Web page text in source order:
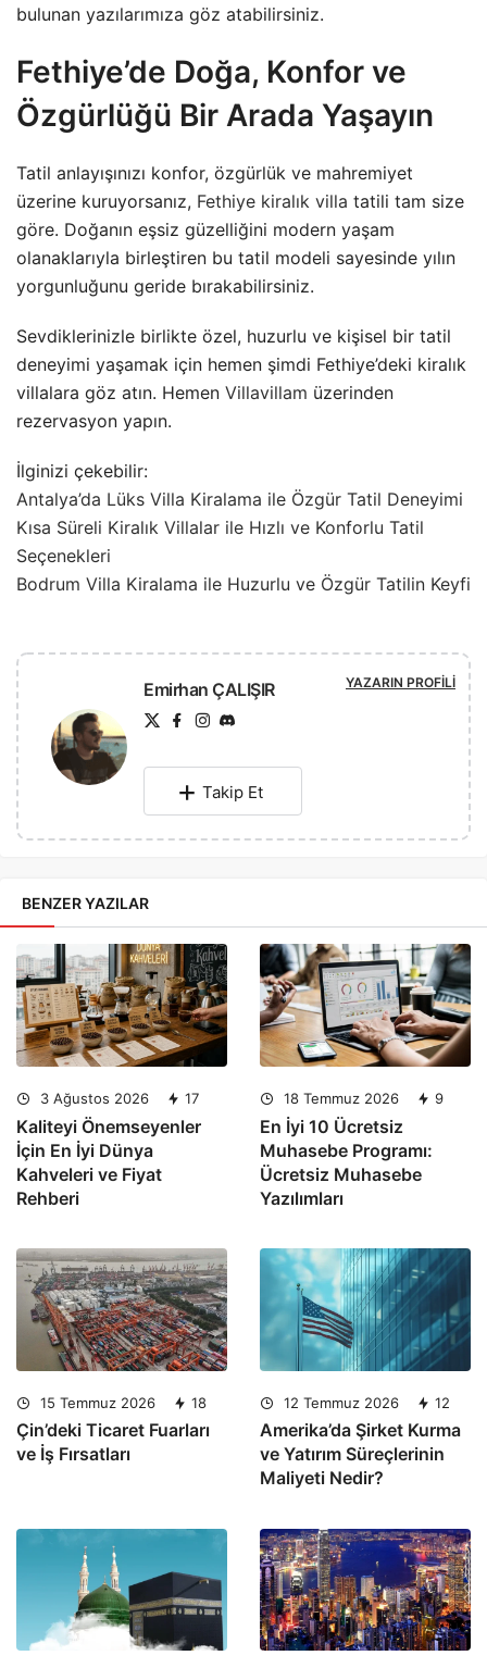
bulunan yazılarımıza göz atabilirsiniz.
Fethiye’de Doğa, Konfor ve
Özgürlüğü Bir Arada Yaşayın
Tatil anlayışınızı konfor, özgürlük ve mahremiyet
üzerine kuruyorsanız, Fethiye kiralık villa tatili tam size
göre. Doğanın eşsiz güzelliğini modern yaşam
olanaklarıyla birleştiren bu tatil modeli sayesinde yılın
yorgunluğunu geride bırakabilirsiniz.
Sevdiklerinizle birlikte özel, huzurlu ve kişisel bir tatil
deneyimi yaşamak için hemen şimdi Fethiye’deki kiralık
villalara göz atın. Hemen Villavillam üzerinden
rezervasyon yapın.
İlginizi çekebilir:
Antalya’da Lüks Villa Kiralama ile Özgür Tatil Deneyimi
Kısa Süreli Kiralık Villalar ile Hızlı ve Konforlu Tatil
Seçenekleri
Bodrum Villa Kiralama ile Huzurlu ve Özgür Tatilin Keyfi
Emirhan ÇALIŞIR YAZARIN PROFILI
Takip Et
BENZER YAZILAR
3 Ağustos 2026 17
Kaliteyi Önemseyenler
İçin En İyi Dünya
Kahveleri ve Fiyat
Rehberi
18 Temmuz 2026 9
En İyi 10 Ücretsiz
Muhasebe Programı:
Ücretsiz Muhasebe
Yazılımları
15 Temmuz 2026 18
Çin’deki Ticaret Fuarları
ve İş Fırsatları
12 Temmuz 2026 12
Amerika’da Şirket Kurma
ve Yatırım Süreçlerinin
Maliyeti Nedir?